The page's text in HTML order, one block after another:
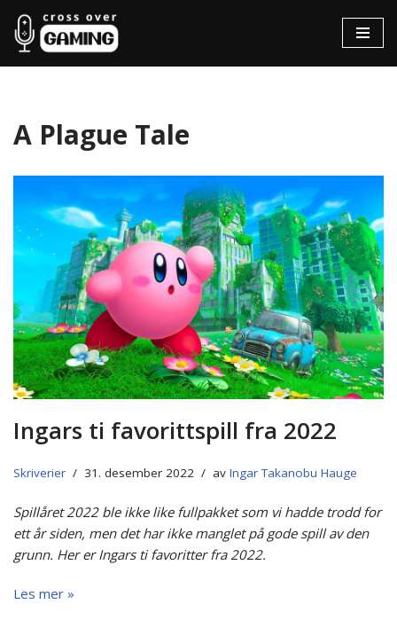
Hopp
til
A Plague Tale
Ingars ti favorittspill fra 2022
Skriverier 31. desember 2022 av Ingar Takanobu Hauge
Spillåret 2022 ble ikke like fullpakket som vi hadde trodd for
ett år siden, men det har ikke manglet på gode spill av den
grunn. Her er Ingars ti favoritter fra 2022.
Les mer »